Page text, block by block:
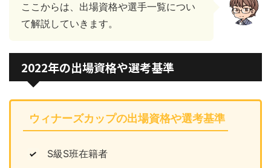
ここからは、出場資格や選手一覧につい
て解説していきます。
2022年の出場資格や選考基準
ウィナーズカップの出場資格や選考基準
S級S班在籍者